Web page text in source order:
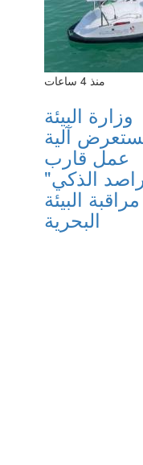
منذ 4 ساعات
وزارة البيئة
آلية
عمل قارب
الذكي"
البيئة
البحرية